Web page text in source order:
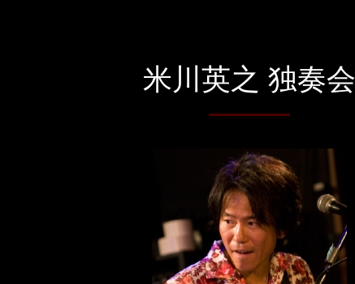
米川英之 独奏会